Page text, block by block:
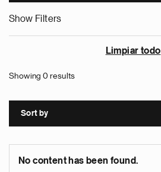
Show Filters
Limpiar todo
Showing 0 results
Sort by
No content has been found.